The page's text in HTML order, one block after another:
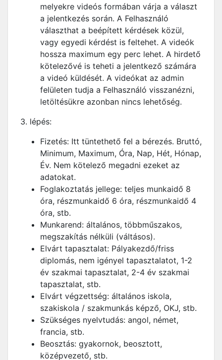
melyekre videós formában várja a választ
a jelentkezés során. A Felhasználó
választhat a beépített kérdések közül,
vagy egyedi kérdést is feltehet. A videók
hossza maximum egy perc lehet. A hirdető
kötelezővé is teheti a jelentkező számára
a videó küldését. A videókat az admin
felületen tudja a Felhasználó visszanézni,
letöltésükre azonban nincs lehetőség.
3. lépés:
Fizetés: Itt tüntethető fel a bérezés. Bruttó,
Minimum, Maximum, Óra, Nap, Hét, Hónap,
Év. Nem kötelező megadni ezeket az
adatokat.
Foglakoztatás jellege: teljes munkaidő 8
óra, részmunkaidő 6 óra, részmunkaidő 4
óra, stb.
Munkarend: általános, többműszakos,
megszakítás nélküli (váltásos).
Elvárt tapasztalat: Pályakezdő/friss
diplomás, nem igényel tapasztalatot, 1-2
év szakmai tapasztalat, 2-4 év szakmai
tapasztalat, stb.
Elvárt végzettség: általános iskola,
szakiskola / szakmunkás képző, OKJ, stb.
Szükséges nyelvtudás: angol, német,
francia, stb.
Beosztás: gyakornok, beosztott,
középvezető, stb.